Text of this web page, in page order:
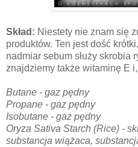
Skład: Niestety nie znam się
produktów. Ten jest dość
nadmiar sebum służy skrobia
znajdziemy także witaminę E
Butane - gaz pędny
Propane - gaz pędny
Isobutane - gaz pędny
Oryza Sativa Starch (Rice) -
substancja wiążaca,